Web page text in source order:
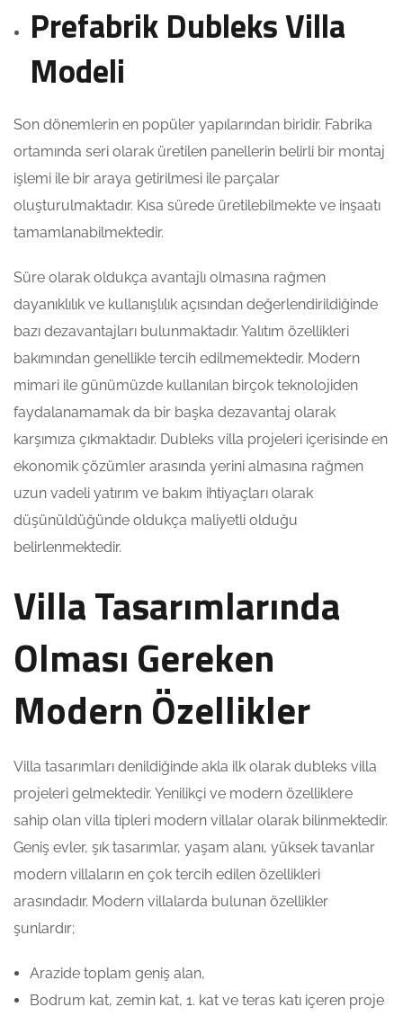
Prefabrik Dubleks Villa
Modeli
Son dönemlerin en popüler yapılarından biridir. Fabrika
ortamında seri olarak üretilen panellerin belirli bir montaj
işlemi ile bir araya getirilmesi ile parçalar
oluşturulmaktadır. Kısa sürede üretilebilmekte ve inşaatı
tamamlanabilmektedir.
Süre olarak oldukça avantajlı olmasına rağmen
dayanıklılık ve kullanışlılık açısından değerlendirildiğinde
bazı dezavantajları bulunmaktadır. Yalıtım özellikleri
bakımından genellikle tercih edilmemektedir. Modern
mimari ile günümüzde kullanılan birçok teknolojiden
faydalanamamak da bir başka dezavantaj olarak
karşımıza çıkmaktadır. Dubleks villa projeleri içerisinde en
ekonomik çözümler arasında yerini almasına rağmen
uzun vadeli yatırım ve bakım ihtiyaçları olarak
düşünüldüğünde oldukça maliyetli olduğu
belirlenmektedir.
Villa Tasarımlarında
Olması Gereken
Modern Özellikler
Villa tasarımları denildiğinde akla ilk olarak dubleks villa
projeleri gelmektedir. Yenilikçi ve modern özelliklere
sahip olan villa tipleri modern villalar olarak bilinmektedir.
Geniş evler, şık tasarımlar, yaşam alanı, yüksek tavanlar
modern villaların en çok tercih edilen özellikleri
arasındadır. Modern villalarda bulunan özellikler
şunlardır;
Arazide toplam geniş alan,
Bodrum kat, zemin kat, 1. kat ve teras katı içeren proje